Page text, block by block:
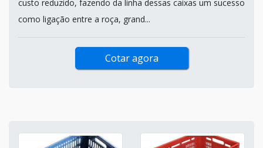
custo reduzido, fazendo da linha dessas caixas um sucesso
como ligação entre a roça, grand...
Cotar agora